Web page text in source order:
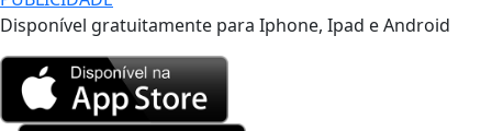
Disponível gratuitamente para Iphone, Ipad e Android